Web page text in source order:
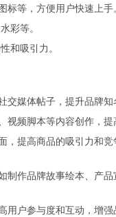
等，方便用户快速上手。
彩等。
和吸引力。
媒体帖子，提升品牌知
频脚本等内容创作，提
，提高商品的吸引力和
制作品牌故事绘本、产
户参与度和互动，增强